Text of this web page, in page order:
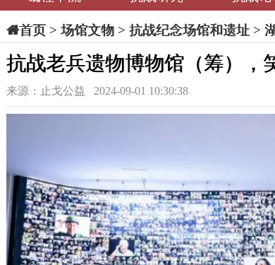
首页> 场馆文物 > 抗战纪念场馆和遗址 >
抗战老兵遗物博物馆（筹），
来源：止戈公益 2024-09-01 10:30:38